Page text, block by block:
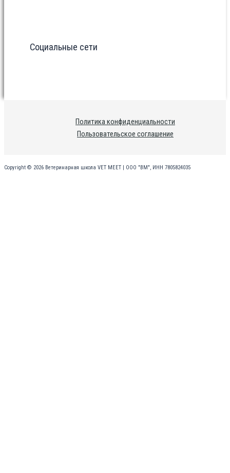
Социальные сети
Политика конфиденциальности
Пользовательское соглашение
Copyright © 2026 Ветеринарная школа VET MEET | ООО "ВМ", ИНН 7805824035